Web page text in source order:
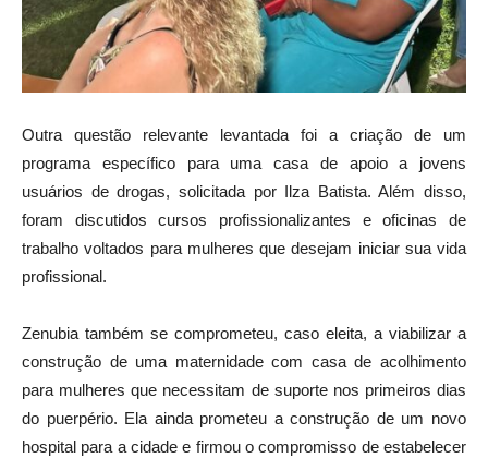
Outra questão relevante levantada foi a criação de um
programa específico para uma casa de apoio a jovens
usuários de drogas, solicitada por Ilza Batista. Além disso,
foram discutidos cursos profissionalizantes e oficinas de
trabalho voltados para mulheres que desejam iniciar sua vida
profissional.
Zenubia também se comprometeu, caso eleita, a viabilizar a
construção de uma maternidade com casa de acolhimento
para mulheres que necessitam de suporte nos primeiros dias
do puerpério. Ela ainda prometeu a construção de um novo
hospital para a cidade e firmou o compromisso de estabelecer